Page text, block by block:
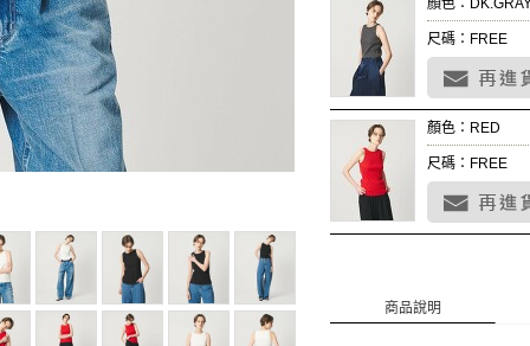
顏色：
尺碼：FREE
顏色：RED
尺碼：FREE
商品說明